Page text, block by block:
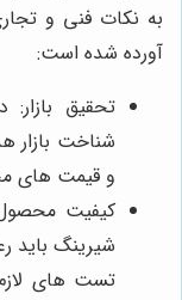
به نکات فنی و
آورده شده است:
تحقیق
شناخت بازار
و قیمت های
کیفیت
شیرینگ باید
تست های لازم